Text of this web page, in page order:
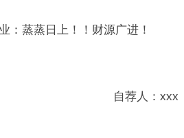
蒸蒸日上！！财源广进！
自荐人：xxx